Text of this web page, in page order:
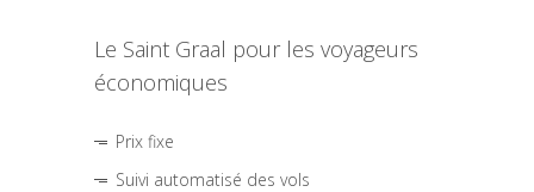
Le Saint Graal pour les voyageurs
économiques
Prix fixe
Suivi automatisé des vols